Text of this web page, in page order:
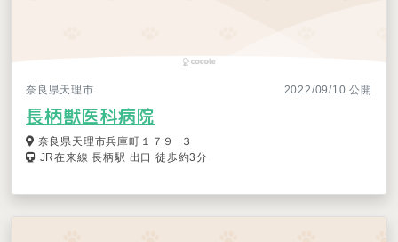
奈良県天理市 2022/09/10 公開
長柄獣医科病院
奈良県天理市兵庫町１７９−３
JR在来線 長柄駅 出口 徒歩約3分